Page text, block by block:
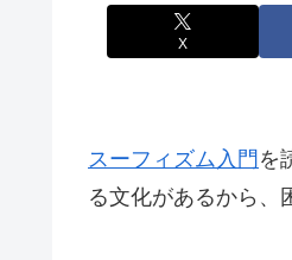
X
スーフィズム入門 を
る文化があるから、